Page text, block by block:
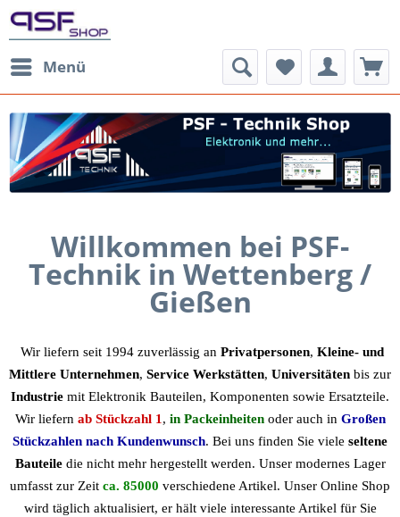
Menü
Willkommen bei PSF-
Technik in Wettenberg /
Gießen
Wir liefern seit 1994 zuverlässig an Privatpersonen, Kleine- und
Mittlere Unternehmen, Service Werkstätten, Universitäten bis zur
Industrie mit Elektronik Bauteilen, Komponenten sowie Ersatzteile.
Wir liefern ab Stückzahl 1 , in Packeinheitenoder auch in Großen
Stückzahlen nach Kundenwunsch. Bei uns finden Sie viele seltene
Bauteiledie nicht mehr hergestellt werden. Unser modernes Lager
umfasst zur Zeit ca. 85000 verschiedene Artikel. Unser Online Shop
wird täglich aktualisiert, er hält viele interessante Artikel für Sie